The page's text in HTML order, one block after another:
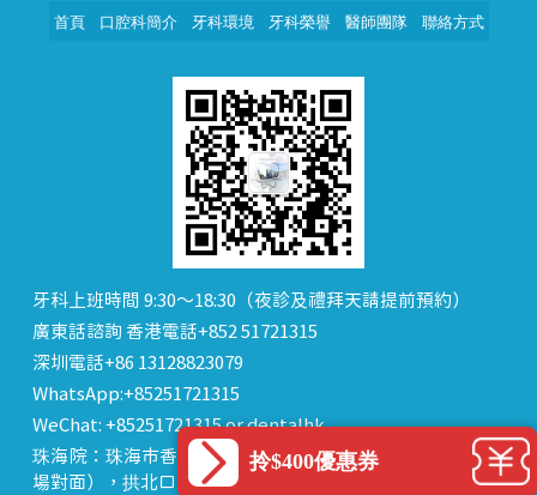
首頁 口腔科簡介 牙科環境 牙科榮譽 醫師團隊 聯絡方式
牙科上班時間 9:30～18:30（夜診及禮拜天請提前預約）
廣東話諮詢 香港電話+852 51721315
深圳電話+86 13128823079
WhatsApp:+85251721315
WeChat: +85251721315 or dentalhk
珠海院：珠海市香洲區 拱北中建商業大廈 15樓（迎賓廣
場對面），拱北口岸步行8分鐘直達
拎$400優惠券